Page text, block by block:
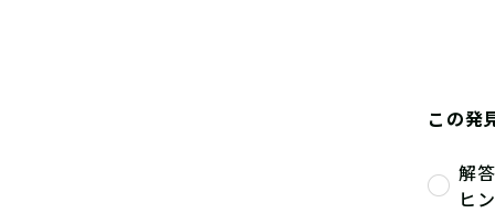
この発
解
ヒ